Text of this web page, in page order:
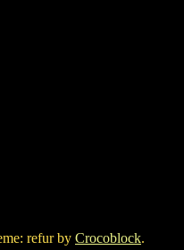
refur by Crocoblock.